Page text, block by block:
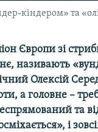
кіндером» та
Європи зі
називають
Олексій
а головне –
та
і